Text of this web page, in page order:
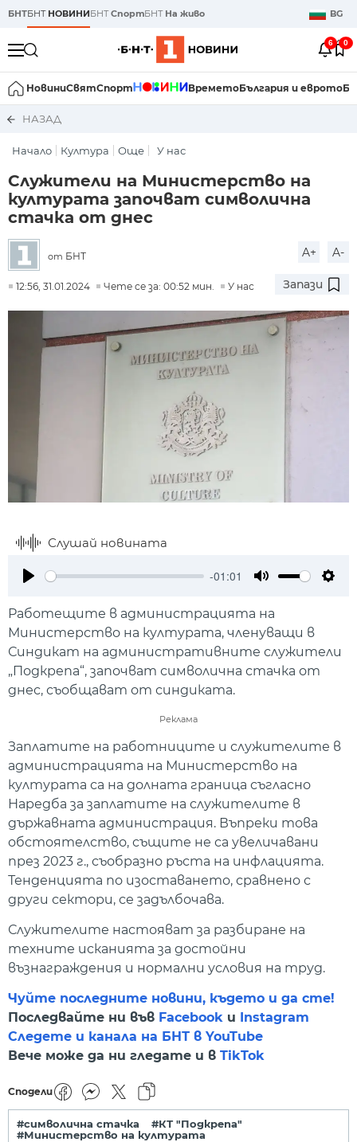
БНТБНТ НОВИНИБНТСпортБНТ На живо BG
6 0
НовиниСвятСпорт ВреметоБългария и еврото
НАЗАД
Начало Култура Още У нас
Служители на Министерство на
културата започват символична
стачка от днес
от БНТ A+ A-
12:56, 31.01.2024 Чете се за: 00:52 мин. У нас Запази
Слушай новината
-01:01
Работещите в администрацията на
Министерство на културата, членуващи в
Синдикат на административните служители
„Подкрепа“, започват символична стачка от
днес, съобщават от синдиката.
Реклама
Заплатите на работниците и служителите в
администрацията на Министерство на
културата са на долната граница съгласно
Наредба за заплатите на служителите в
държавната администрация. Въпреки това
обстоятелство, същите не са увеличавани
през 2023 г., съобразно ръста на инфлацията.
Тенденцията по изоставането, сравнено с
други сектори, се задълбочава.
Служителите настояват за разбиране на
техните исканията за достойни
възнаграждения и нормални условия на труд.
Чуйте последните новини, където и да сте!
Последвайте ни във Facebook и
Instagram
Следете и канала на БНТ в YouTube
Вече може да ни гледате и в TikTok
Сподели
#символична стачка
#КТ "Подкрепа"
#Министерство на културата